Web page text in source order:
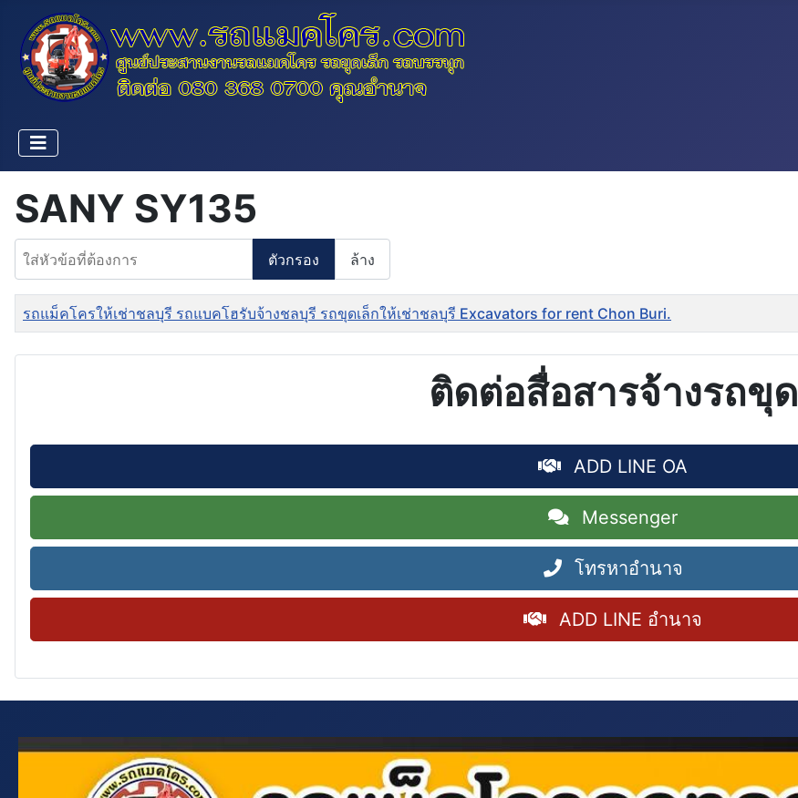
SANY SY135
ใส่หัวข้อที่ต้องการ
ตัวกรอง ล้าง
ชื่อ
รถแม็คโครให้เช่าชลบุรี รถแบคโฮรับจ้างชลบุรี รถขุดเล็กให้เช่าชลบุรี Excavators for rent Chon Buri.
ติดต่อสื่อสารจ้างรถขุด
ADD LINE OA
Messenger
โทรหาอำนาจ
ADD LINE อำนาจ